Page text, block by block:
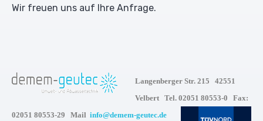
Wir freuen uns auf Ihre Anfrage.
Langenberger Str. 215 42551
Velbert Tel. 02051 80553-0 Fax:
02051 80553-29 Mail info@demem-geutec.de